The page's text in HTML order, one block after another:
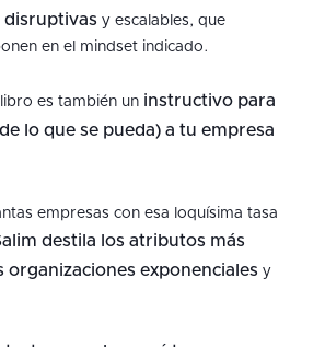
disruptivas y escalables, que
en el mindset indicado.
es también un instructivo para
lo que se pueda) a tu empresa
empresas con esa loquísima tasa
destila los atributos más
organizaciones exponenciales y